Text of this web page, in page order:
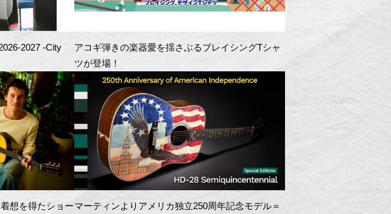
2027 -City
アコギ弾きの楽器愛を揺さぶるブレイシングTシャ
ツが登場！
想を得たショーマーティンよりアメリカ独立250周年記念モデル＝